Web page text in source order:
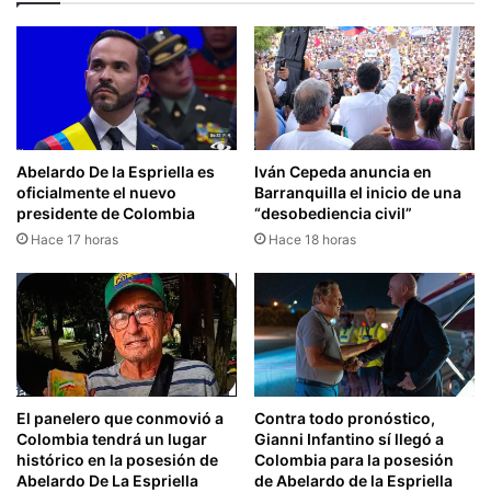
Abelardo De la Espriella es
oficialmente el nuevo
presidente de Colombia
Hace 17 horas
Iván Cepeda anuncia en
Barranquilla el inicio de una
“desobediencia civil”
Hace 18 horas
El panelero que conmovió a
Colombia tendrá un lugar
histórico en la posesión de
Abelardo De La Espriella
Contra todo pronóstico,
Gianni Infantino sí llegó a
Colombia para la posesión
de Abelardo de la Espriella